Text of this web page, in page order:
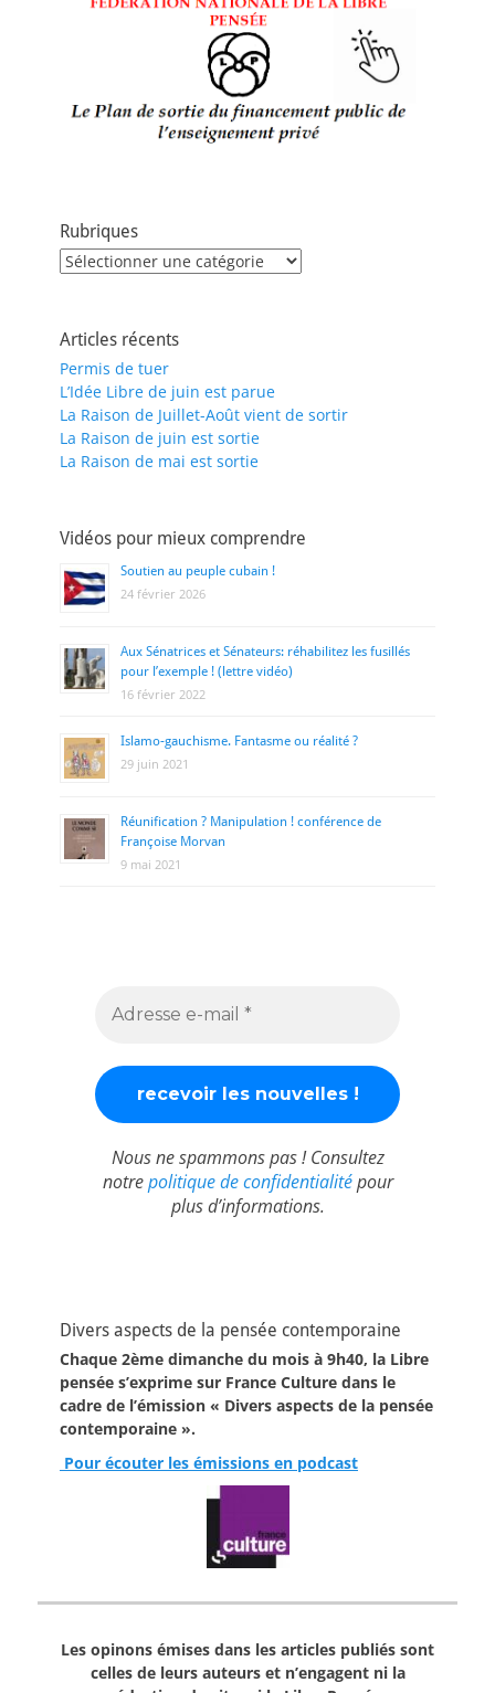
Rubriques
Rubriques
Articles récents
Permis de tuer
L’Idée Libre de juin est parue
La Raison de Juillet-Août vient de sortir
La Raison de juin est sortie
La Raison de mai est sortie
Vidéos pour mieux comprendre
Soutien au peuple cubain !
24 février 2026
Aux Sénatrices et Sénateurs: réhabilitez les fusillés
pour l’exemple ! (lettre vidéo)
16 février 2022
Islamo-gauchisme. Fantasme ou réalité ?
29 juin 2021
Réunification ? Manipulation ! conférence de
Françoise Morvan
9 mai 2021
Nous ne spammons pas ! Consultez
notrepolitique de confidentialitépour
plus d’informations.
Divers aspects de la pensée contemporaine
Chaque 2ème dimanche du mois à 9h40, la Libre
pensée s’exprime sur France Culture dans le
cadre de l’émission « Divers aspects de la pensée
contemporaine ».
Pour écouter les émissions en podcast
Les opinons émises dans les articles publiés sont
celles de leurs auteurs et n’engagent ni la